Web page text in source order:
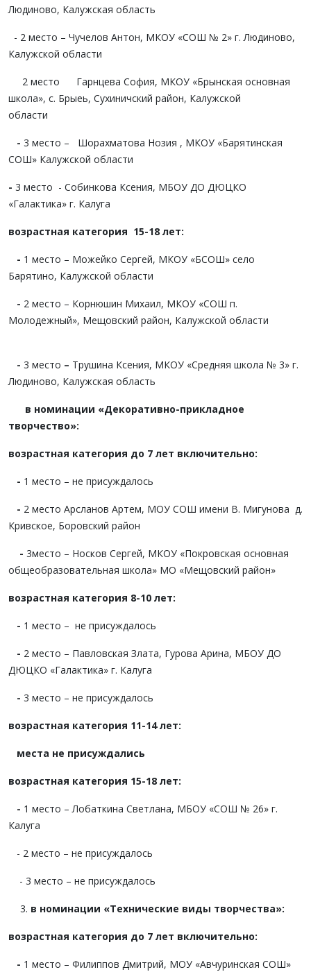
Людиново, Калужская область
- 2 место – Чучелов Антон, МКОУ «СОШ № 2» г. Людиново,
Калужской области
2 место Гарнцева София, МКОУ «Брынская основная
школа», с. Брыеь, Сухиничский район, Калужской
области
- 3 место – Шорахматова Нозия , МКОУ «Барятинская
СОШ» Калужской области
- 3 место - Собинкова Ксения, МБОУ ДО ДЮЦКО
«Галактика» г. Калуга
возрастная категория 15-18 лет:
- 1 место – Можейко Сергей, МКОУ «БСОШ» село
Барятино, Калужской области
- 2 место – Корнюшин Михаил, МКОУ «СОШ п.
Молодежный», Мещовский район, Калужской области
- 3 место – Трушина Ксения, МКОУ «Средняя школа № 3» г.
Людиново, Калужская область
в номинации «Декоративно-прикладное
творчество»:
возрастная категория до 7 лет включительно:
- 1 место – не присуждалось
- 2 место Арсланов Артем, МОУ СОШ имени В. Мигунова д.
Кривское, Боровский район
- 3место – Носков Сергей, МКОУ «Покровская основная
общеобразовательная школа» МО «Мещовский район»
возрастная категория 8-10 лет:
- 1 место – не присуждалось
- 2 место – Павловская Злата, Гурова Арина, МБОУ ДО
ДЮЦКО «Галактика» г. Калуга
- 3 место – не присуждалось
возрастная категория 11-14 лет:
места не присуждались
возрастная категория 15-18 лет:
- 1 место – Лобаткина Светлана, МБОУ «СОШ № 26» г.
Калуга
- 2 место – не присуждалось
- 3 место – не присуждалось
в номинации «Технические виды творчества»:
возрастная категория до 7 лет включительно:
- 1 место – Филиппов Дмитрий, МОУ «Авчуринская СОШ»